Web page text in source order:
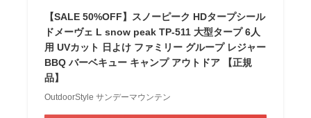
【SALE 50%OFF】スノーピーク HDタープシール
ドメーヴェ L snow peak TP-511 大型タープ 6人
用 UVカット 日よけ ファミリー グループ レジャー
BBQ バーベキュー キャンプ アウトドア 【正規
品】
OutdoorStyle サンデーマウンテン